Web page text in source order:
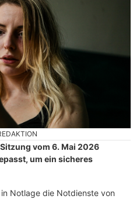
vom 6. Mai 2026
um ein sicheres
Notlage die Notdienste von